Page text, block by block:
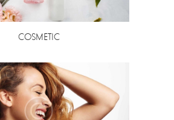
COSMETIC